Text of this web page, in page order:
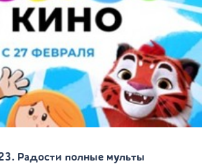
Радости полные мульты